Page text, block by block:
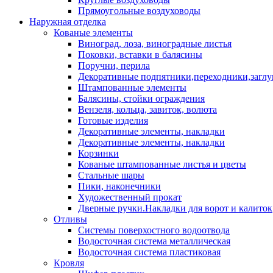
Прямоугольные воздуховоды
Наружная отделка
Кованые элементы
Виноград, лоза, виноградные листья
Поковки, вставки в балясины
Поручни, перила
Декоративные
Штампованные элементы
Балясины, стойки ограждения
Вензеля, кольца, завиток, волюта
Готовые изделия
Декоративные элементы, накладки
Декоративные элементы, накладки
Корзинки
Кованые штампованные листья и цветы
Стальные шары
Пики, наконечники
Художественный прокат
Дверные ручки.Накладки для ворот и калиток
Отливы
Системы поверхостного водоотвода
Водосточная система металлическая
Водосточная система пластиковая
Кровля